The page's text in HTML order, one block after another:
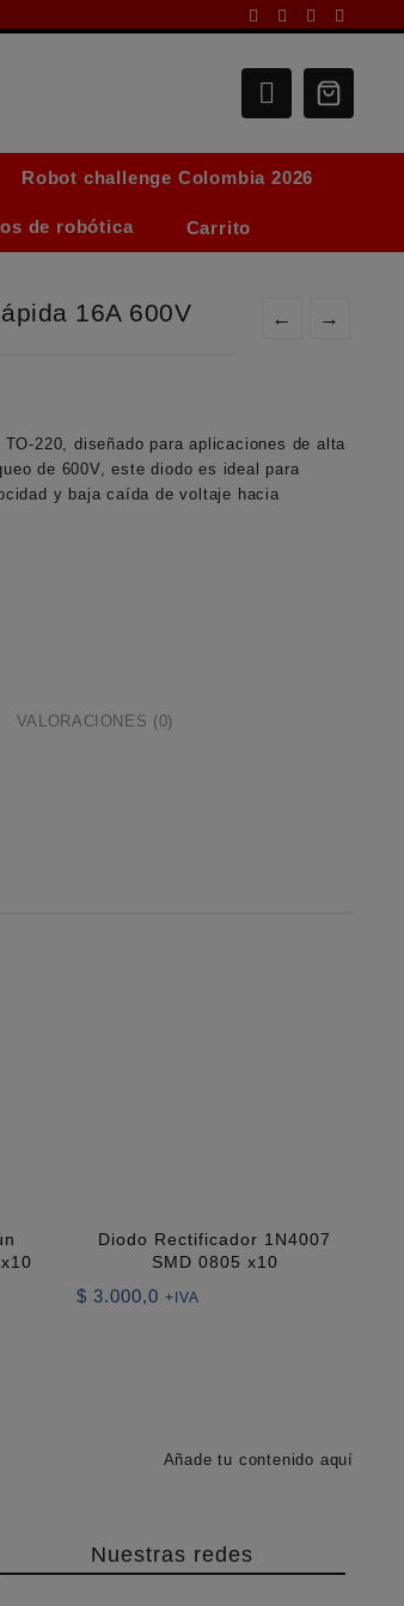
Robot challenge Colombia 2026
de robótica Carrito
← →
16A 600V
220, diseñado para aplicaciones de alta
de 600V, este diodo es ideal para
y baja caída de voltaje hacia
VALORACIONES (0)
Diodo Rectificador 1N4007
SMD 0805 x10
$ 3.000,0 +IVA
Añade tu contenido aquí
Nuestras redes